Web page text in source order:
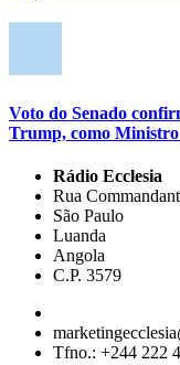
Voto do Senado
Trump, como Ministro
Rádio Ecclesia
Rua
São Paulo
Luanda
Angola
C.P. 3579
Tfno.: +244 222